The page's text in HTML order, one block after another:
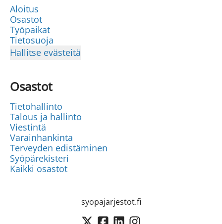
Aloitus
Osastot
Työpaikat
Tietosuoja
Hallitse evästeitä
Osastot
Tietohallinto
Talous ja hallinto
Viestintä
Varainhankinta
Terveyden edistäminen
Syöpärekisteri
Kaikki osastot
syopajarjestot.fi